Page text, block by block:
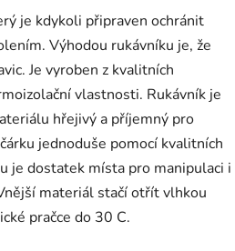
je kdykoli připraven ochránit
Výhodou rukávníku je, že
Je vyroben z kva­litních
vlastnosti. Rukávník je
hřejivý a příjemný pro
jedno­duše pomocí kvalitních
je dostatek místa pro manipulaci i
materiál stačí otřít vlhkou
pračce do 30 C.